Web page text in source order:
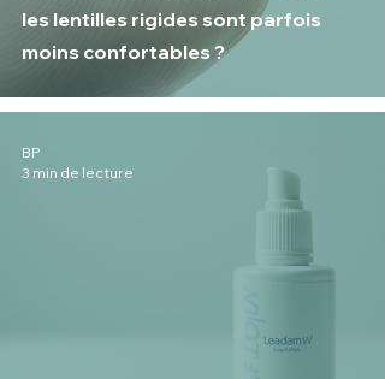
les lentilles rigides sont parfois
moins confortables ?
BP
3 min de lecture